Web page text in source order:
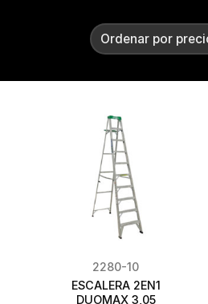
2280-10
ESCALERA 2EN1
DUOMAX 3,05